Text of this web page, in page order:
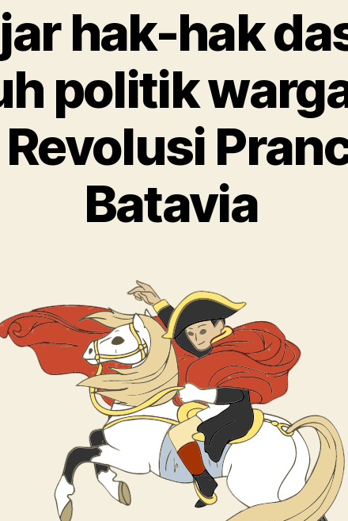
hak-hak
politik
Batavia